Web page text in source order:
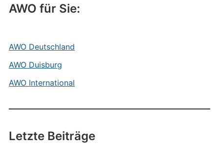
AWO für Sie:
AWO Deutschland
AWO Duisburg
AWO International
Letzte Beiträge